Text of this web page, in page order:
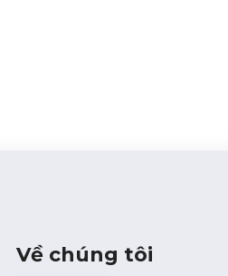
Về chúng tôi